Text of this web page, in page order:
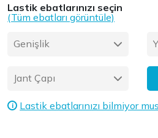
Lastik ebatlarınızı seçin
(Tüm ebatları görüntüle)
Genişlik
Jant Çapı
i Lastik ebatlarınızı bilmiyor